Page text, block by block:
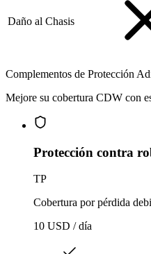
Daño al Chasis
Complementos de Protección
Mejore su cobertura CDW con
Protección contra
TP
Cobertura por pérdida
10 USD / día